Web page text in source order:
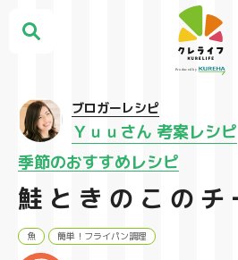
ブロガーレシピ
Ｙｕｕさん 考案レシピ
季節のおすすめレシピ
鮭ときのこのチ
魚 簡単！フライパン調理